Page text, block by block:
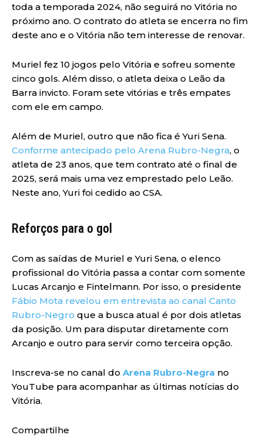
toda a temporada 2024, não seguirá no Vitória no
próximo ano. O contrato do atleta se encerra no fim
deste ano e o Vitória não tem interesse de renovar.
Muriel fez 10 jogos pelo Vitória e sofreu somente
cinco gols. Além disso, o atleta deixa o Leão da
Barra invicto. Foram sete vitórias e três empates
com ele em campo.
Além de Muriel, outro que não fica é Yuri Sena.
Conforme antecipado pelo Arena Rubro-Negra, o
atleta de 23 anos, que tem contrato até o final de
2025, será mais uma vez emprestado pelo Leão.
Neste ano, Yuri foi cedido ao CSA.
Reforços para o gol
Com as saídas de Muriel e Yuri Sena, o elenco
profissional do Vitória passa a contar com somente
Lucas Arcanjo e Fintelmann. Por isso, o presidente
Fábio Mota revelou em entrevista ao canal Canto
Rubro-Negro que a busca atual é por dois atletas
da posição. Um para disputar diretamente com
Arcanjo e outro para servir como terceira opção.
Inscreva-se no canal do Arena Rubro-Negra no
YouTube para acompanhar as últimas notícias do
Vitória.
Compartilhe